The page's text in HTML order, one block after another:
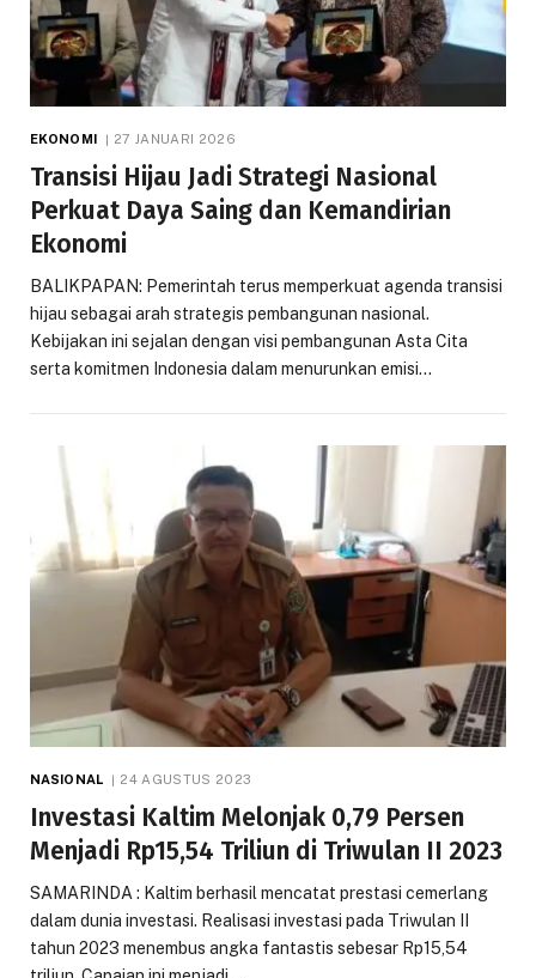
EKONOMI 27 JANUARI 2026
Transisi Hijau Jadi Strategi Nasional
Perkuat Daya Saing dan Kemandirian
Ekonomi
BALIKPAPAN: Pemerintah terus memperkuat agenda transisi
hijau sebagai arah strategis pembangunan nasional.
Kebijakan ini sejalan dengan visi pembangunan Asta Cita
serta komitmen Indonesia dalam menurunkan emisi…
NASIONAL 24 AGUSTUS 2023
Investasi Kaltim Melonjak 0,79 Persen
Menjadi Rp15,54 Triliun di Triwulan II 2023
SAMARINDA : Kaltim berhasil mencatat prestasi cemerlang
dalam dunia investasi. Realisasi investasi pada Triwulan II
tahun 2023 menembus angka fantastis sebesar Rp15,54